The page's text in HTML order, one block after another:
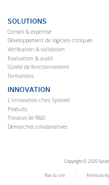
SOLUTIONS
Conseil & expertise
Développement de logiciels critiques
Vérification & validation
Evaluation & audit
Sûreté de fonctionnement
Formations
INNOVATION
L’innovation chez Systerel
Produits
Travaux de R&D
Démarches collaboratives
Copyright © 2026
Plan du site Mentions